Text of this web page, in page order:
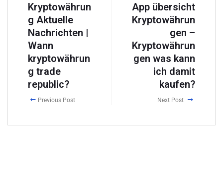
Kryptowährun
g Aktuelle
Nachrichten |
Wann
kryptowährun
g trade
republic?
Previous Post
App übersicht
Kryptowährun
gen –
Kryptowährun
gen was kann
ich damit
kaufen?
Next Post